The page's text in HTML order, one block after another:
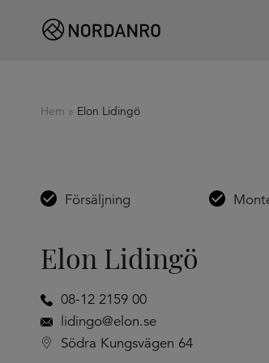
Hem » Elon Lidingö
Försäljning
Elon Lidingö
08-12 2159 00
lidingo@elon.se
Södra Kungsvägen 64